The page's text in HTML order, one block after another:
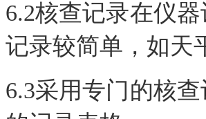
6.2核查记录在仪
记录较简单，如天
6.3采用专门的核